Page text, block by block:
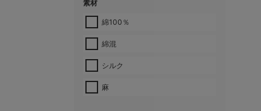
素材
綿100％
綿混
シルク
麻